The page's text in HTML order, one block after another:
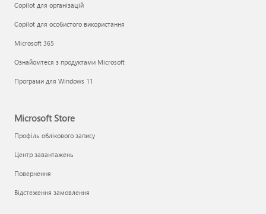
Copilot для організацій
Copilot для особистого використання
Microsoft 365
Ознайомтеся з продуктами Microsoft
Програми для Windows 11
Microsoft Store
Профіль облікового запису
Центр завантажень
Повернення
Відстеження замовлення